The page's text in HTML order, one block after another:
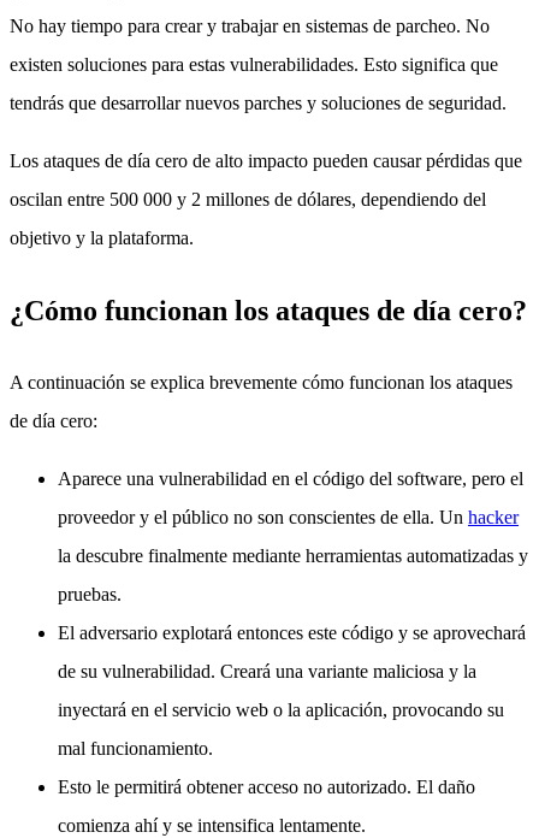
No hay tiempo para crear y trabajar en sistemas de parcheo. No
existen soluciones para estas vulnerabilidades. Esto significa que
tendrás que desarrollar nuevos parches y soluciones de seguridad.
Los ataques de día cero de alto impacto pueden causar pérdidas que
oscilan entre 500 000 y 2 millones de dólares, dependiendo del
objetivo y la plataforma.
¿Cómo funcionan los ataques de día cero?
A continuación se explica brevemente cómo funcionan los ataques
de día cero:
Aparece una vulnerabilidad en el código del software, pero el
proveedor y el público no son conscientes de ella. Un hacker
la descubre finalmente mediante herramientas automatizadas y
pruebas.
El adversario explotará entonces este código y se aprovechará
de su vulnerabilidad. Creará una variante maliciosa y la
inyectará en el servicio web o la aplicación, provocando su
mal funcionamiento.
Esto le permitirá obtener acceso no autorizado. El daño
comienza ahí y se intensifica lentamente.